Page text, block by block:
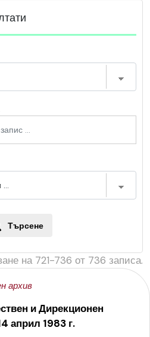
Търсене
на 721-736 от 736 записа.
архив
и Дирекционен
април 1983 г.